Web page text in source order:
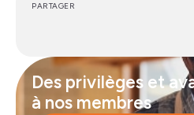
PARTAGER
Des privilèges et
à nos membres